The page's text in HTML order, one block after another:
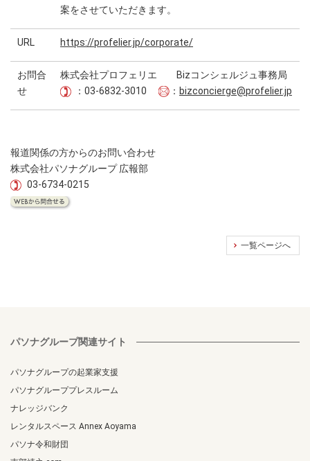
案をさせていただきます。
URL https://profelier.jp/corporate/
お問合
せ
株式会社プロフェリエ Bizコンシェルジュ事務局
：03-6832-3010
： bizconcierge@profelier.jp
報道関係の方からのお問い合わせ
株式会社パソナグループ 広報部
03-6734-0215
一覧ページへ
パソナグループ関連サイト
パソナグループの起業家支援
パソナグループプレスルーム
ナレッジバンク
レンタルスペース Annex Aoyama
パソナ令和財団